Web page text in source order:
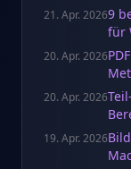
21. Apr. 20269
für
20. Apr. 2026
20. Apr. 2026
19. Apr. 2026